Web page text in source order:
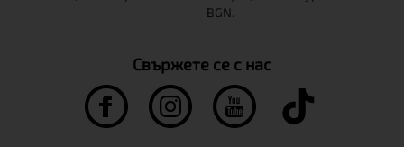
Свържете се с нас